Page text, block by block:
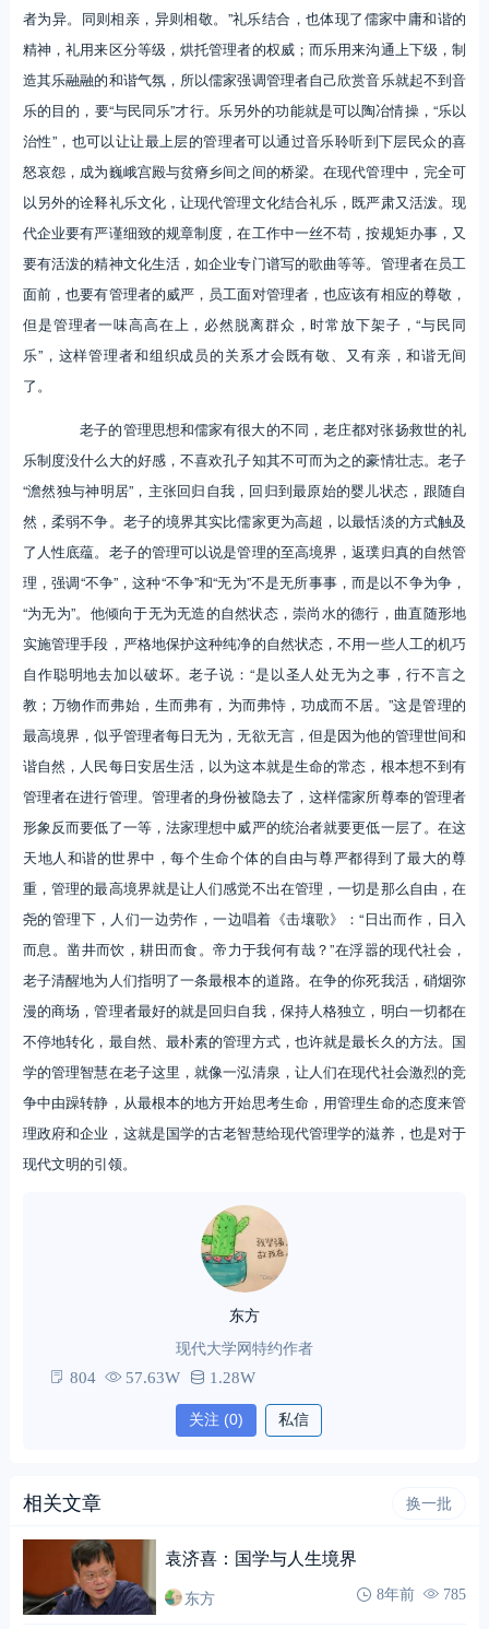
者为异。同则相亲，异则相敬。”礼乐结合，也体现了儒家中庸和谐的
精神，礼用来区分等级，烘托管理者的权威；而乐用来沟通上下级，制
造其乐融融的和谐气氛，所以儒家强调管理者自己欣赏音乐就起不到音
乐的目的，要“与民同乐”才行。乐另外的功能就是可以陶冶情操，“乐以
治性”，也可以让让最上层的管理者可以通过音乐聆听到下层民众的喜
怒哀怨，成为巍峨宫殿与贫瘠乡间之间的桥梁。在现代管理中，完全可
以另外的诠释礼乐文化，让现代管理文化结合礼乐，既严肃又活泼。现
代企业要有严谨细致的规章制度，在工作中一丝不苟，按规矩办事，又
要有活泼的精神文化生活，如企业专门谱写的歌曲等等。管理者在员工
面前，也要有管理者的威严，员工面对管理者，也应该有相应的尊敬，
但是管理者一味高高在上，必然脱离群众，时常放下架子，“与民同
乐”，这样管理者和组织成员的关系才会既有敬、又有亲，和谐无间
了。
老子的管理思想和儒家有很大的不同，老庄都对张扬救世的礼
乐制度没什么大的好感，不喜欢孔子知其不可而为之的豪情壮志。老子
“澹然独与神明居”，主张回归自我，回归到最原始的婴儿状态，跟随自
然，柔弱不争。老子的境界其实比儒家更为高超，以最恬淡的方式触及
了人性底蕴。老子的管理可以说是管理的至高境界，返璞归真的自然管
理，强调“不争”，这种“不争”和“无为”不是无所事事，而是以不争为争，
“为无为”。他倾向于无为无造的自然状态，崇尚水的德行，曲直随形地
实施管理手段，严格地保护这种纯净的自然状态，不用一些人工的机巧
自作聪明地去加以破坏。老子说：“是以圣人处无为之事，行不言之
教；万物作而弗始，生而弗有，为而弗恃，功成而不居。”这是管理的
最高境界，似乎管理者每日无为，无欲无言，但是因为他的管理世间和
谐自然，人民每日安居生活，以为这本就是生命的常态，根本想不到有
管理者在进行管理。管理者的身份被隐去了，这样儒家所尊奉的管理者
形象反而要低了一等，法家理想中威严的统治者就要更低一层了。在这
天地人和谐的世界中，每个生命个体的自由与尊严都得到了最大的尊
重，管理的最高境界就是让人们感觉不出在管理，一切是那么自由，在
尧的管理下，人们一边劳作，一边唱着《击壤歌》：“日出而作，日入
而息。凿井而饮，耕田而食。帝力于我何有哉？”在浮嚣的现代社会，
老子清醒地为人们指明了一条最根本的道路。在争的你死我活，硝烟弥
漫的商场，管理者最好的就是回归自我，保持人格独立，明白一切都在
不停地转化，最自然、最朴素的管理方式，也许就是最长久的方法。国
学的管理智慧在老子这里，就像一泓清泉，让人们在现代社会激烈的竞
争中由躁转静，从最根本的地方开始思考生命，用管理生命的态度来管
理政府和企业，这就是国学的古老智慧给现代管理学的滋养，也是对于
现代文明的引领。
东方
现代大学网特约作者
804 57.63W 1.28W
关注 (0) 私信
相关文章 换一批
袁济喜：国学与人生境界
东方 8年前 785